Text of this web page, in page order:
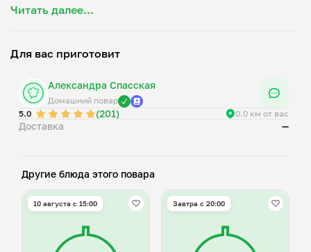
Читать далее...
Для вас приготовит
Александра Спасская
Домашний повар
5.0
(201) 0.0 км от вас
Доставка —
Другие блюда этого повара
10 августа с 15:00 Завтра c 20:00